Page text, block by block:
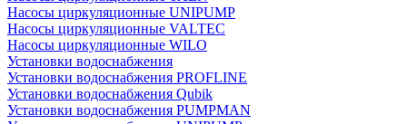
Насосы циркуляционные UNIPUMP
Насосы циркуляционные VALTEC
Насосы циркуляционные WILO
Установки водоснабжения
Установки водоснабжения PROFLINE
Установки водоснабжения Qubik
Установки водоснабжения PUMPMAN